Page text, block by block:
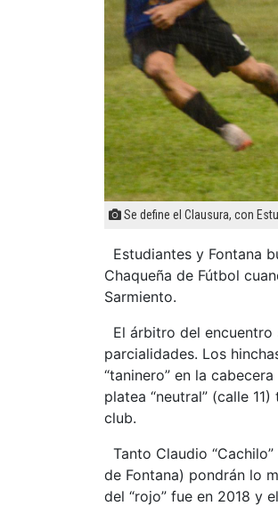
Se define el Clausura, con
Estudiantes y Fontana
Chaqueña de Fútbol
Sarmiento.
El árbitro del encuentro
parcialidades. Los
“taninero” en la
platea “neutral” (calle
club.
Tanto Claudio
de Fontana) pondrán lo
del “rojo” fue en 2018 y